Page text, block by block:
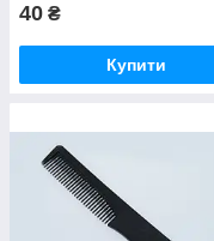
40 ₴
Купити